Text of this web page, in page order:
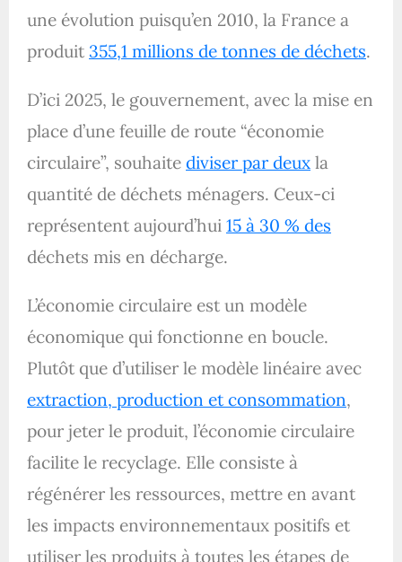
une évolution puisqu’en 2010, la France a
produit 355,1 millions de tonnes de déchets.
D’ici 2025, le gouvernement, avec la mise en
place d’une feuille de route “économie
circulaire”, souhaite diviser par deux la
quantité de déchets ménagers. Ceux-ci
représentent aujourd’hui 15 à 30 % des
déchets mis en décharge.
L’économie circulaire est un modèle
économique qui fonctionne en boucle.
Plutôt que d’utiliser le modèle linéaire avec
extraction, production et consommation,
pour jeter le produit, l’économie circulaire
facilite le recyclage. Elle consiste à
régénérer les ressources, mettre en avant
les impacts environnementaux positifs et
utiliser les produits à toutes les étapes de